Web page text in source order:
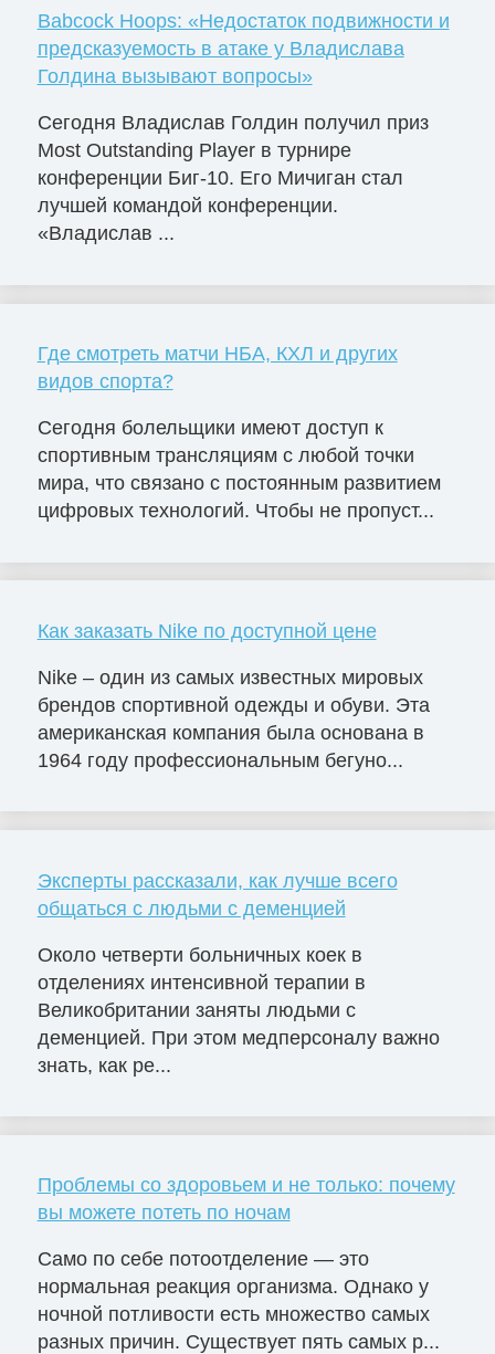
Babcock Hoops: «Недостаток подвижности и
предсказуемость в атаке у Владислава
Голдина вызывают вопросы»
Сегодня Владислав Голдин получил приз
Most Outstanding Player в турнире
конференции Биг-10. Его Мичиган стал
лучшей командой конференции.
«Владислав ...
Где смотреть матчи НБА, КХЛ и других
видов спорта?
Сегодня болельщики имеют доступ к
спортивным трансляциям с любой точки
мира, что связано с постоянным развитием
цифровых технологий. Чтобы не пропуст...
Как заказать Nike по доступной цене
Nike – один из самых известных мировых
брендов спортивной одежды и обуви. Эта
американская компания была основана в
1964 году профессиональным бегуно...
Эксперты рассказали, как лучше всего
общаться с людьми с деменцией
Около четверти больничных коек в
отделениях интенсивной терапии в
Великобритании заняты людьми с
деменцией. При этом медперсоналу важно
знать, как ре...
Проблемы со здоровьем и не только: почему
вы можете потеть по ночам
Само по себе потоотделение — это
нормальная реакция организма. Однако у
ночной потливости есть множество самых
разных причин. Существует пять самых р...